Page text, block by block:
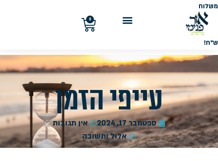
משלוח
חינם
בקנייה
מעל
ש"ח!
0
עייפי הזמן
ספטמבר 17, 2024
אין תגובות
אלול ותשובה